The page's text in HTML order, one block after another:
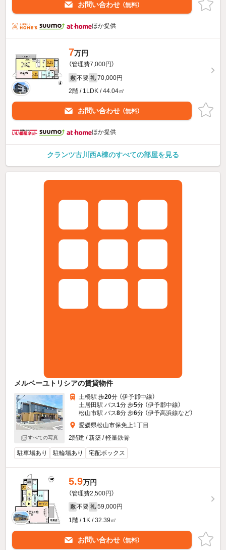
お問い合わせ （無料）
ほか提供
7万円
（管理費7,000円）
敷 不要 礼 70,000円
2階 / 1LDK / 44.04㎡
お問い合わせ （無料）
ほか提供
クランツ古川西A棟のすべての部屋を見る
メルベーユトリシアの賃貸物件
すべての写真
土橋駅 歩20分 （伊予郡中線）
土居田駅 バス1分 歩5分 （伊予郡中線）
松山市駅 バス8分 歩6分 （伊予高浜線など）
愛媛県松山市保免上1丁目
2階建 / 新築 / 軽量鉄骨
駐車場あり 駐輪場あり 宅配ボックス
5.9万円
（管理費2,500円）
敷 不要 礼 59,000円
1階 / 1K / 32.39㎡
お問い合わせ （無料）